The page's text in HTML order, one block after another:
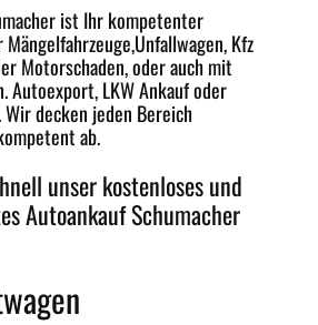
ist Ihr kompetenter
Unfallwagen, Kfz
Motorschaden, oder auch mit
Autoexport, LKW Ankauf oder
Wir decken jeden Bereich
ab.
unser kostenloses und
Autoankauf Schumacher